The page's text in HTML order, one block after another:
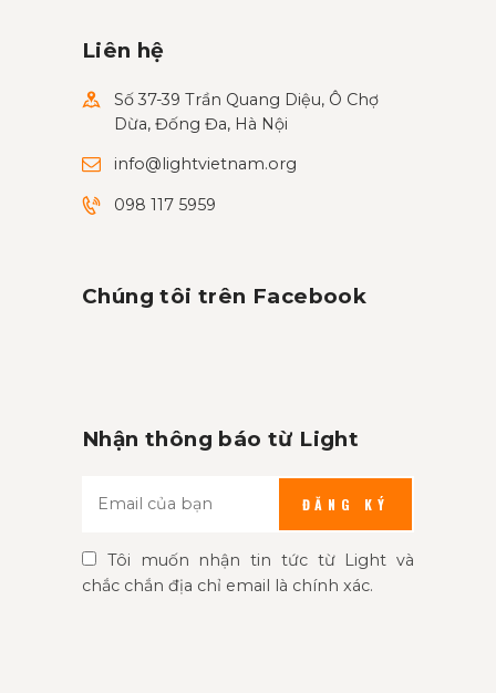
Liên hệ
Số 37-39 Trần Quang Diệu, Ô Chợ
Dừa, Đống Đa, Hà Nội
info@lightvietnam.org
098 117 5959
Chúng tôi trên Facebook
Nhận thông báo từ Light
ĐĂNG KÝ
Tôi muốn nhận tin tức từ Light và
chắc chắn địa chỉ email là chính xác.